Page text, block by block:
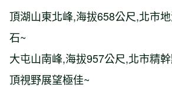
頂湖山東北峰,海拔658公尺,北市
石~
大屯山南峰,海拔957公尺,北市精
頂視野展望極佳~